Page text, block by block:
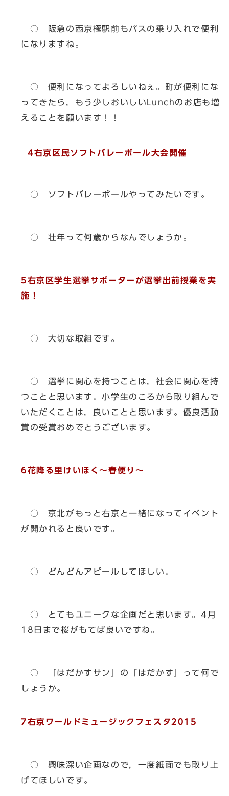
○ 阪急の西京極駅前もバスの乗り入れで便利
になりますね。
○ 便利になってよろしいねぇ。町が便利にな
ってきたら，もう少しおいしいLunchのお店も増
えることを願います！！
4右京区民ソフトバレーボール大会開催
○ ソフトバレーボールやってみたいです。
○ 壮年って何歳からなんでしょうか。
5右京区学生選挙サポーターが選挙出前授業を実
施！
○ 大切な取組です。
○ 選挙に関心を持つことは，社会に関心を持
つことと思います。小学生のころから取り組んで
いただくことは，良いことと思います。優良活動
賞の受賞おめでとうございます。
6花降る里けいほく～春便り～
○ 京北がもっと右京と一緒になってイベント
が開かれると良いです。
○ どんどんアピールしてほしい。
○ とてもユニークな企画だと思います。4月
18日まで桜がもてば良いですね。
○ 「はだかすサン」の「はだかす」って何で
しょうか。
7右京ワールドミュージックフェスタ2015
○ 興味深い企画なので，一度紙面でも取り上
げてほしいです。